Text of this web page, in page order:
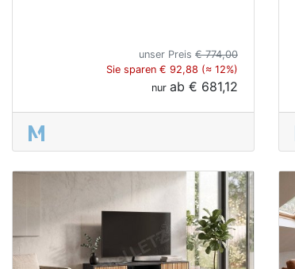
unser Preis € 774,00
Sie sparen € 92,88 (≈ 12%)
nur ab € 681,12